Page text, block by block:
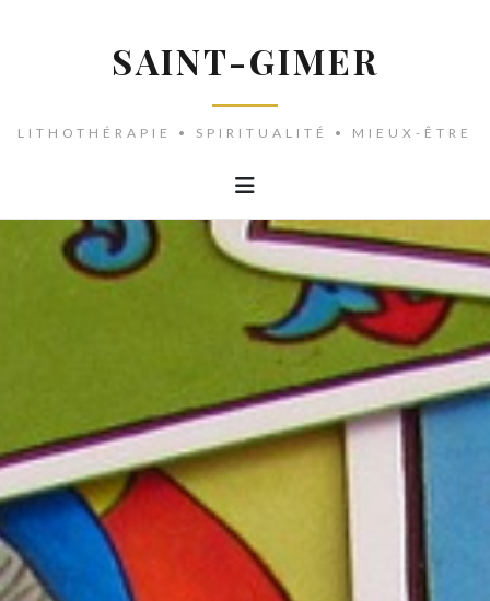
SAINT-GIMER
LITHOTHÉRAPIE • SPIRITUALITÉ • MIEUX-ÊTRE